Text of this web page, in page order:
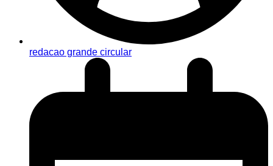
redacao grande circular